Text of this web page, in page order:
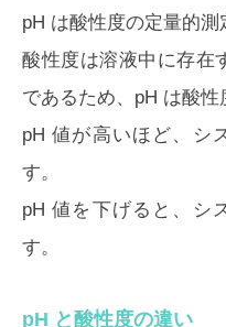
pH は酸性度の定量的測
酸性度は溶液中に存在
であるため、pH は酸性
pH 値が高いほど、シ
す。
pH 値を下げると、シ
す。
pH と酸性度の違い